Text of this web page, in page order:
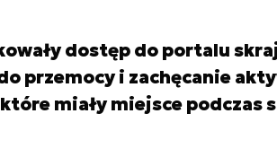
dostęp do portalu
przemocy i zachęcanie
miały miejsce podczas